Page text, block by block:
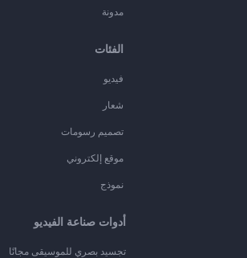
مدونة
الفئات
فيديو
شعار
تصميم رسومات
موقع إلكتروني
نموذج
أدوات صناعة الفيديو
تجسيد بصري للموسيقى مجانًا